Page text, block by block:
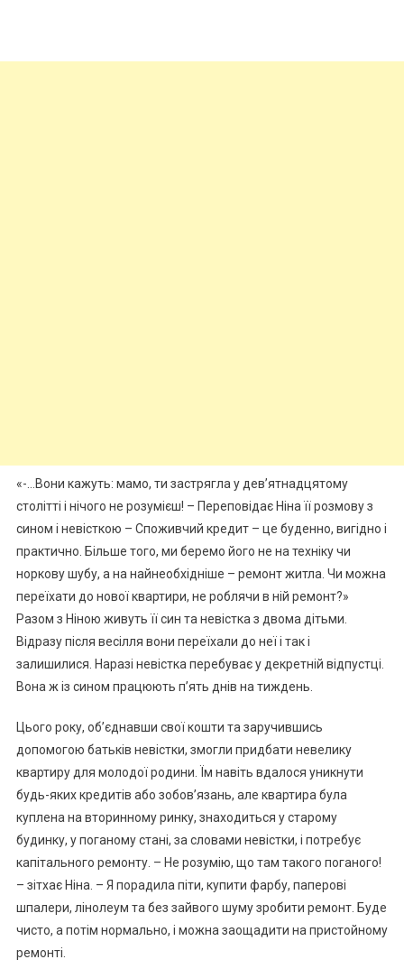
«-…Вони кажуть: мамо, ти застрягла у дев’ятнадцятому
столітті і нічого не розумієш! – Переповідає Ніна її розмову з
сином і невісткою – Споживчий кредит – це буденно, вигідно і
практично. Більше того, ми беремо його не на техніку чи
норкову шубу, а на найнеобхідніше – ремонт житла. Чи можна
переїхати до нової квартири, не роблячи в ній ремонт?»
Разом з Ніною живуть її син та невістка з двома дітьми.
Відразу після весілля вони переїхали до неї і так і
залишилися. Наразі невістка перебуває у декретній відпустці.
Вона ж із сином працюють п’ять днів на тиждень.
Цього року, об’єднавши свої кошти та заручившись
допомогою батьків невістки, змогли придбати невелику
квартиру для молодої родини. Їм навіть вдалося уникнути
будь-яких кредитів або зобов’язань, але квартира була
куплена на вторинному ринку, знаходиться у старому
будинку, у поганому стані, за словами невістки, і потребує
капітального ремонту. – Не розумію, що там такого поганого!
– зітхає Ніна. – Я порадила піти, купити фарбу, паперові
шпалери, лінолеум та без зайвого шуму зробити ремонт. Буде
чисто, а потім нормально, і можна заощадити на пристойному
ремонті.